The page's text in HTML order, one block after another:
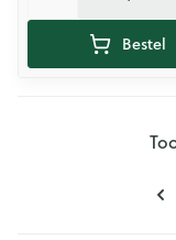
Bestel